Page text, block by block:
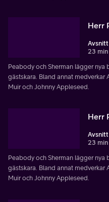
Herr
23 min
Peabody och Sherman lägger nya
gästskara. Bland annat medverkar
Muir och Johnny Appleseed.
Herr
23 min
Peabody och Sherman lägger nya
gästskara. Bland annat medverkar
Muir och Johnny Appleseed.